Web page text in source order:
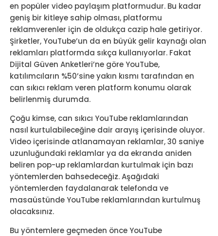
en popüler video paylaşım platformudur. Bu kadar
geniş bir kitleye sahip olması, platformu
reklamverenler için de oldukça cazip hale getiriyor.
Şirketler, YouTube’un da en büyük gelir kaynağı olan
reklamları platformda sıkça kullanıyorlar. Fakat
Dijital Güven Anketleri’ne göre YouTube,
katılımcıların %50’sine yakın kısmı tarafından en
can sıkıcı reklam veren platform konumu olarak
belirlenmiş durumda.
Çoğu kimse, can sıkıcı YouTube reklamlarından
nasıl kurtulabileceğine dair arayış içerisinde oluyor.
Video içerisinde atlanamayan reklamlar, 30 saniye
uzunluğundaki reklamlar ya da ekranda aniden
beliren pop-up reklamlardan kurtulmak için bazı
yöntemlerden bahsedeceğiz. Aşağıdaki
yöntemlerden faydalanarak telefonda ve
masaüstünde YouTube reklamlarından kurtulmuş
olacaksınız.
Bu yöntemlere geçmeden önce YouTube